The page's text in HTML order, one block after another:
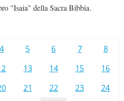
"Isaia" della Sacra Bibbia.
4 5 6 7
8
13 14 15
16
21 22 23
24